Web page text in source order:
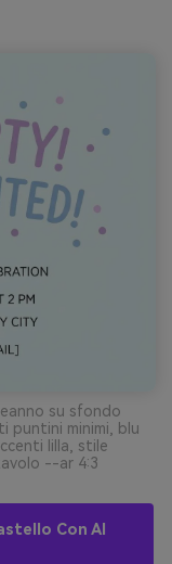
su sfondo
puntini minimi, blu
lilla, stile
--ar 4:3
Con AI